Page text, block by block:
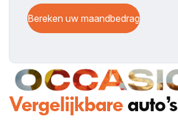
Bereken uw maandbedrag
Vergelijkbareauto’s